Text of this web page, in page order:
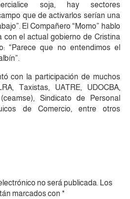
soja, hay sectores
que de activarlos serían una
El Compañero “Momo” hablo
con el actual gobierno de Cristina
“Parece que no entendimos el
con la participación de muchos
Taxistas, UATRE, UDOCBA,
Sindicato de Personal
de Comercio, entre otros
no será publicada. Los
marcados con *